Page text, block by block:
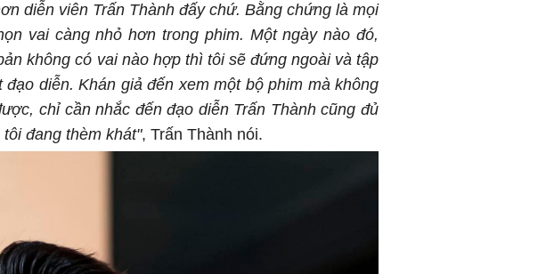
diễn viên Trấn Thành đấy chứ. Bằng chứng là mọi
vai càng nhỏ hơn trong phim. Một ngày nào đó,
không có vai nào hợp thì tôi sẽ đứng ngoài và tập
diễn. Khán giả đến xem một bộ phim mà không
chỉ cần nhắc đến đạo diễn Trấn Thành cũng đủ
đang thèm khát", Trấn Thành nói.